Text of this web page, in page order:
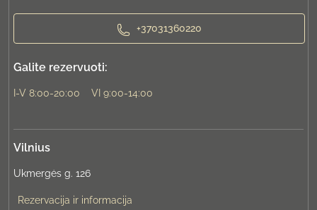
+37031360220
Galite rezervuoti:
I-V 8:00-20:00 VI 9:00-14:00
Vilnius
Ukmergės g. 126
Rezervacija ir informacija